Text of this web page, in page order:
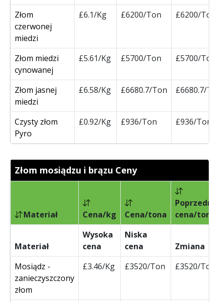
Złom
czerwonej
miedzi
£6.1/Kg £6200/Ton £6200/Ton
Złom miedzi
cynowanej
£5.61/Kg £5700/Ton £5700/Ton
Złom jasnej
miedzi
£6.58/Kg £6680.7/Ton £6680.7/
Czysty złom
Pyro
£0.92/Kg £936/Ton £936/Ton
Złom mosiądzu i brązu Ceny
Materiał Cena/kg Cena/tona
Poprzednia
cena/tona
Materiał
Wysoka
cena
Niska
cena
Zmiana
Mosiądz -
zanieczyszczony
złom
£3.46/Kg £3520/Ton £3520/Ton